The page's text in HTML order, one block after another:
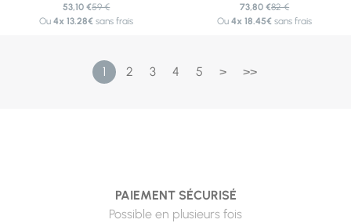
53,10 €59 €
Ou4x 13.28€ sans frais
73,80 €82 €
Ou4x 18.45€ sans frais
1 2 3 4 5 > >>
PAIEMENT SÉCURISÉ
Possible en plusieurs fois